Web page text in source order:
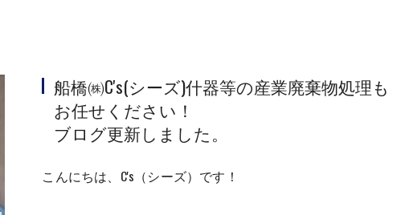
船橋㈱C's(シーズ)什器等の産業廃棄物処理も
お任せください！
ブログ更新しました。
こんにちは、C's（シーズ）です！